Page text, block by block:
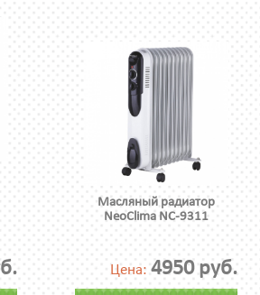
Масляный радиатор
NeoClima NC-9311
Цена: 4950 руб.